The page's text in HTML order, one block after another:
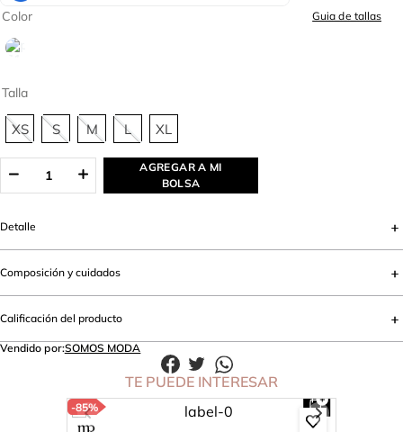
Talla
XS S M L XL
Color Guia de tallas
AGREGAR A MI
BOLSA
Detalle
Composición y cuidados
Calificación del producto
Vendido por:SOMOS MODA
TE PUEDE INTERESAR
-85%